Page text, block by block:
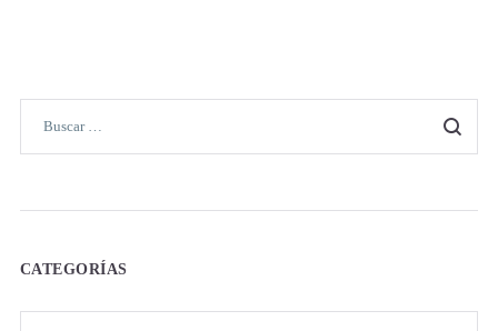
CATEGORÍAS